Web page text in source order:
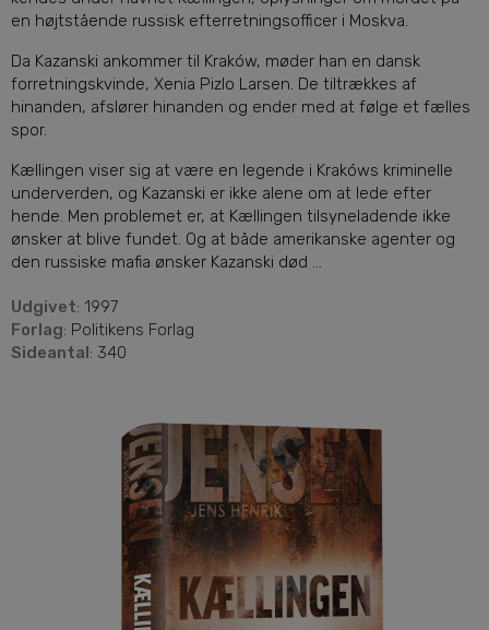
en højtstående russisk efterretningsofficer i Moskva.
Da Kazanski ankommer til Kraków, møder han en dansk
forretningskvinde, Xenia Pizlo Larsen. De tiltrækkes af
hinanden, afslører hinanden og ender med at følge et fælles
spor.
Kællingen viser sig at være en legende i Krakóws kriminelle
underverden, og Kazanski er ikke alene om at lede efter
hende. Men problemet er, at Kællingen tilsyneladende ikke
ønsker at blive fundet. Og at både amerikanske agenter og
den russiske mafia ønsker Kazanski død ...
Udgivet: 1997
Forlag: Politikens Forlag
Sideantal: 340